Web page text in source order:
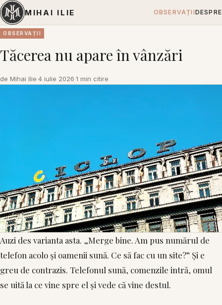
MIHAI ILIE OBSERVAȚIIDESPRE
OBSERVAȚII
Tăcerea nu apare în vânzări
de Mihai Ilie·4 iulie 2026·1 min citire
Auzi des varianta asta. „Merge bine. Am pus numărul de
telefon acolo și oamenii sună. Ce să fac cu un site?” Și e
greu de contrazis. Telefonul sună, comenzile intră, omul
se uită la ce vine spre el și vede că vine destul.